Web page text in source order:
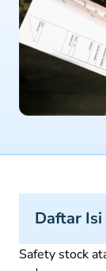
Safety stock
Daftar Isi